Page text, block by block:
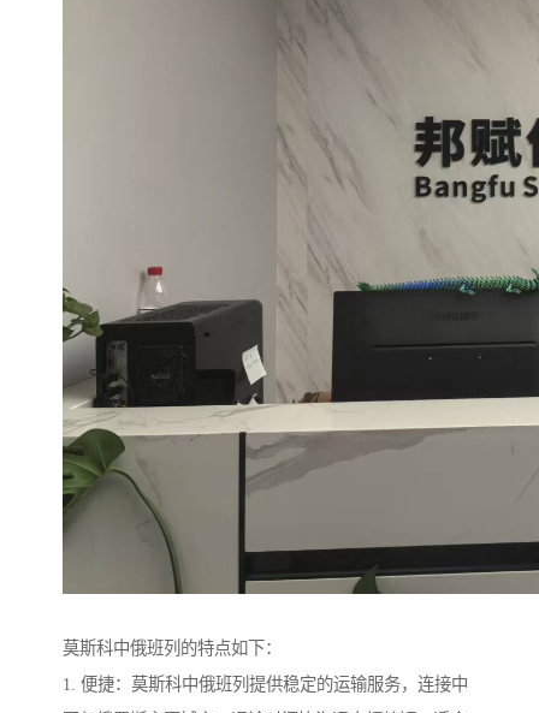
莫斯科中俄班列的特点如下：
1. 便捷：莫斯科中俄班列提供稳定的运输服务，连接中